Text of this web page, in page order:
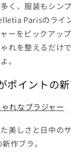
く、服装もシン
Parisのライ
ーをピックアップ
れを整えるだけ
。
イントの
美しさと日中の
作ブラ。